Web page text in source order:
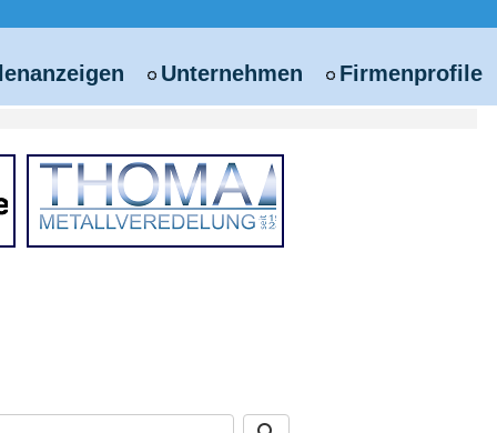
Unternehmen Firmenprofile